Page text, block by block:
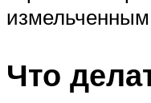
Что